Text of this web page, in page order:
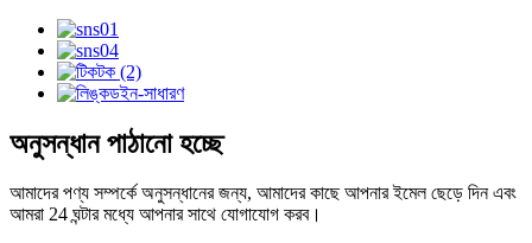
অনুসন্ধান পাঠানো হচ্ছে
আমাদের পণ্য সম্পর্কে অনুসন্ধানের জন্য, আমাদের কাছে আপনার ইমেল ছেড়ে দিন এবং
আমরা 24 ঘন্টার মধ্যে আপনার সাথে যোগাযোগ করব।